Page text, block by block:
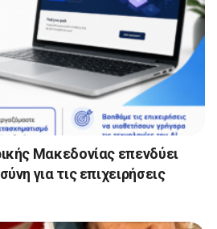
Μακεδονίας επενδύει
για τις επιχειρήσεις